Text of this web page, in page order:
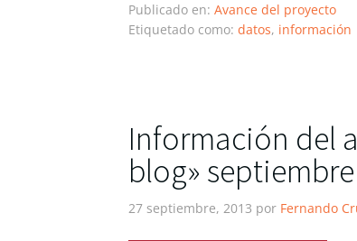
Publicado en: Avance del proyecto
Etiquetado como: datos, información
Información del
blog»
27 septiembre, 2013 por Fernando